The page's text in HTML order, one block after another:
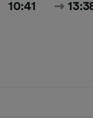
10:41